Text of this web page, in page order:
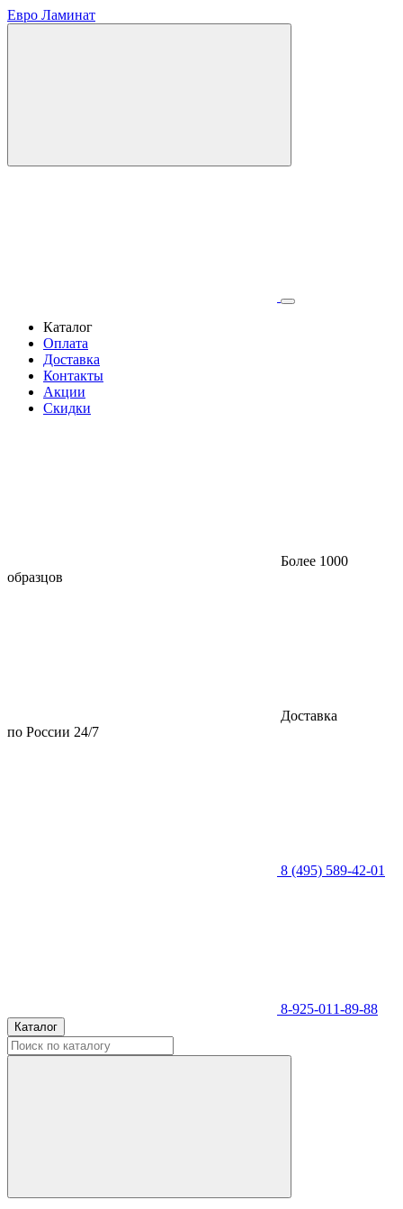
Евро Ламинат
Каталог
Оплата
Доставка
Контакты
Акции
Скидки
Более 1000
образцов
Доставка
по России 24/7
8 (495) 589-42-01
8-925-011-89-88
Каталог